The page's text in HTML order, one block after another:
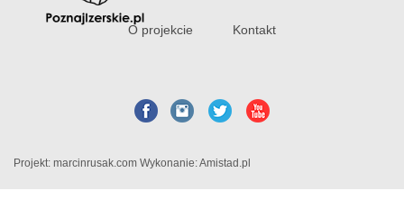
O projekcie Kontakt
Projekt: marcinrusak.com Wykonanie:Amistad.pl